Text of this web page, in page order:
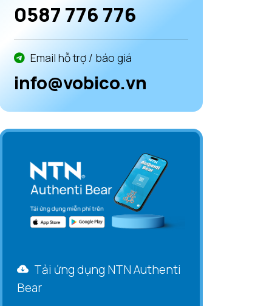
0587 776 776
Email hỗ trợ / báo giá
info@vobico.vn
Tải ứng dụng NTN Authenti
Bear